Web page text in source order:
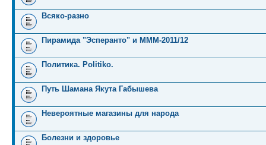
Всяко-разно
Пирамида "Эсперанто" и MMM-2011/12
Политика. Politiko.
Путь Шамана Якута Габышева
Невероятные магазины для народа
Болезни и здоровье